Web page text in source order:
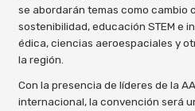
se abordarán temas como cambio
sostenibilidad, educación STEM e
édica, ciencias aeroespaciales y
la región.
Con la presencia de líderes de la
internacional, la convención será